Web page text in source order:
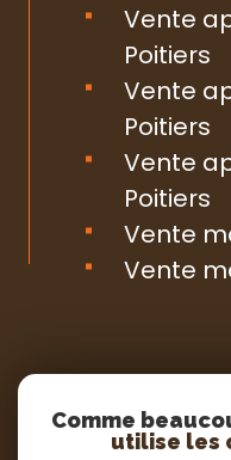
Vente
Poitiers
Vente
Poitiers
Vente
Poitiers
Vente
Vente
Comme
utilise les